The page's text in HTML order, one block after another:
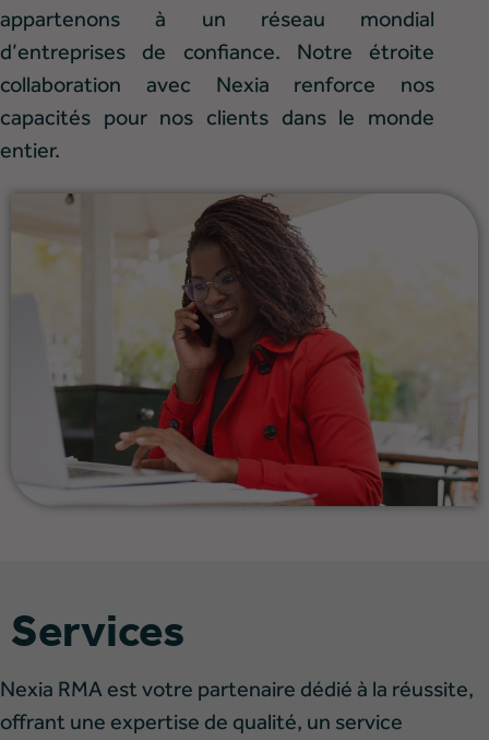
appartenons à un réseau mondial
d’entreprises de confiance. Notre étroite
collaboration avec Nexia renforce nos
capacités pour nos clients dans le monde
entier.
Services
Nexia RMA est votre partenaire dédié à la réussite,
offrant une expertise de qualité, un service